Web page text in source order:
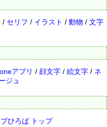
/ セリフ / イラスト / 動物 / 文字
アプリ / 顔文字 / 絵文字 / ネ
ジュ
ひろば トップ